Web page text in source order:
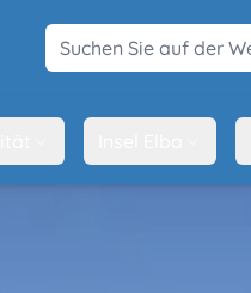
Suchen Sie auf der